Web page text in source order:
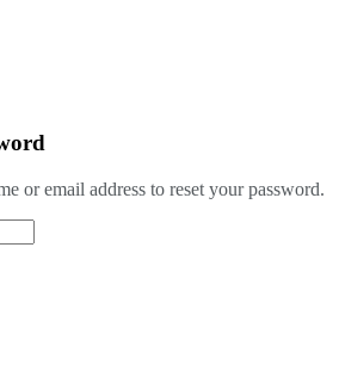
or email address to reset your password.